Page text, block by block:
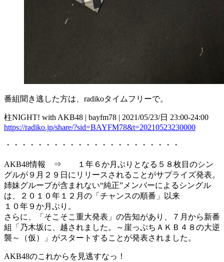
番組聞き逃した方は、radikoタイムフリーで。
柱NIGHT! with AKB48 | bayfm78 | 2021/05/23/日 23:00-24:00
https://radiko.jp/share/?sid=BAYFM78&t=20210523230000
・・・・・・・・・・・・・・・・・・・・・・
AKB48情報 ⇒ １年６か月ぶりとなる５８枚目のシン
グルが９月２９日にリリースされることがサプライズ発表。
姉妹グループが含まれない“純正”メンバーによるシングル
は、２０１０年１２月の「チャンスの順番」以来
１０年９か月ぶり。
さらに、「そこそこ重大発表」の告知があり、７月から新番
組「乃木坂に、越されました。～崖っぷちＡＫＢ４８の大逆
襲～（仮）」がスタートすることが発表されました。
AKB48のこれからを見逃すなっ！